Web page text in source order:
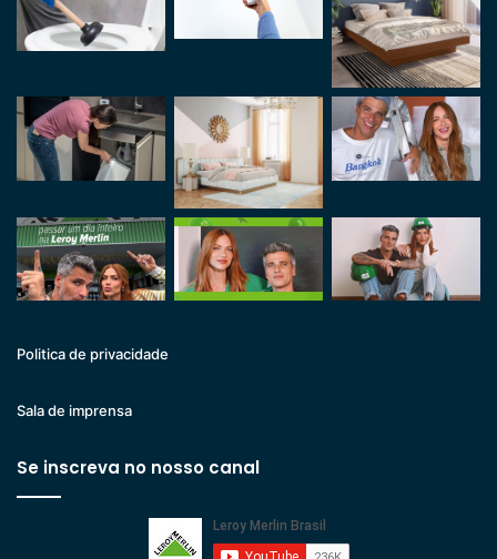
Politica de privacidade
Sala de imprensa
Se inscreva no nosso canal